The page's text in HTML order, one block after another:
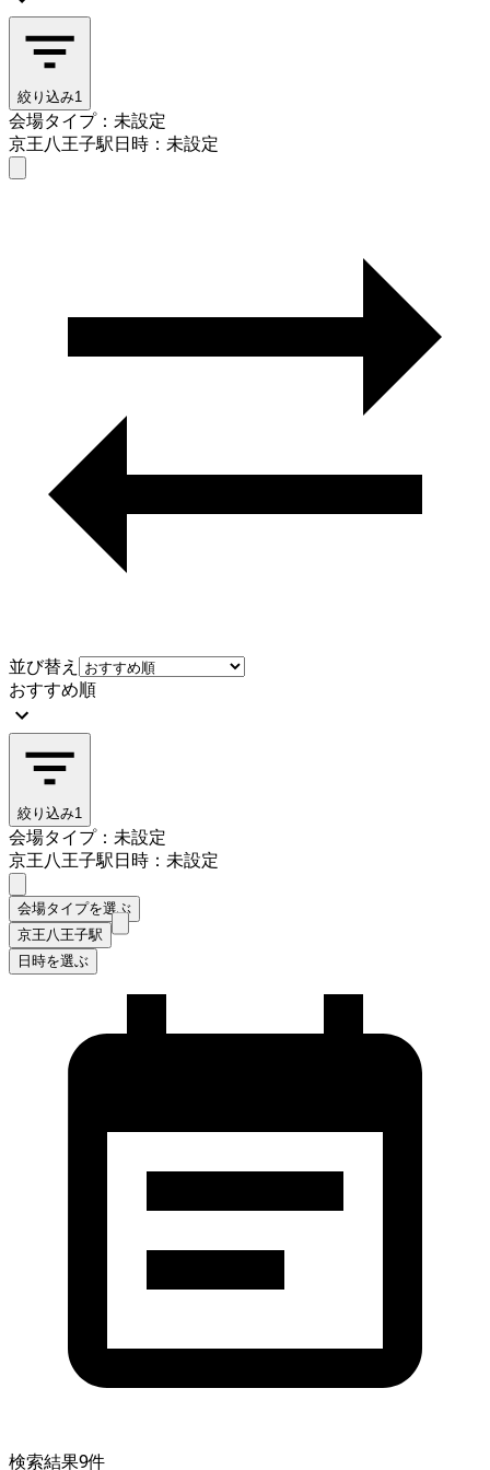
絞り込み1
会場タイプ：未設定
京王八王子駅日時：未設定
並び替え
おすすめ順
絞り込み1
会場タイプ：未設定
京王八王子駅日時：未設定
会場タイプを選ぶ
京王八王子駅
日時を選ぶ
検索結果9件